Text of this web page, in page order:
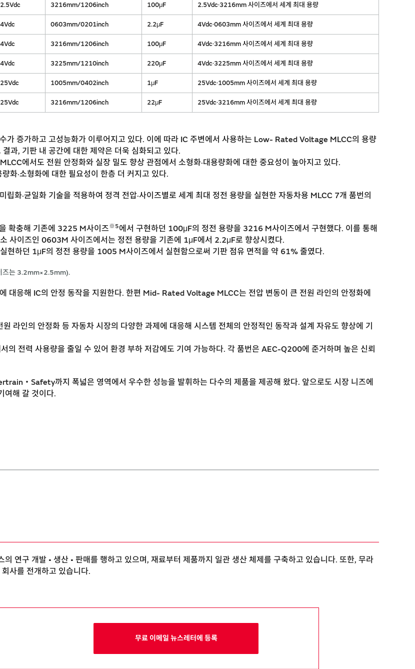
2.5Vdc 3216mm/1206inch 100μF 2.5Vdc·3216mm 사이즈에서 세계 최대 용량
4Vdc 0603mm/0201inch 2.2μF 4Vdc·0603mm 사이즈에서 세계 최대 용량
4Vdc 3216mm/1206inch 100μF 4Vdc·3216mm 사이즈에서 세계 최대 용량
4Vdc 3225mm/1210inch 220μF 4Vdc·3225mm 사이즈에서 세계 최대 용량
25Vdc 1005mm/0402inch 1μF 25Vdc·1005mm 사이즈에서 세계 최대 용량
25Vdc 3216mm/1206inch 22μF 25Vdc·3216mm 사이즈에서 세계 최대 용량
가 증가하고 고성능화가 이루어지고 있다. 이에 따라 IC 주변에서 사용하는 Low- Rated Voltage MLCC의 용량
과, 기판 내 공간에 대한 제약은 더욱 심화되고 있다.
에서도 전원 안정화와 실장 밀도 향상 관점에서 소형화·대용량화에 대한 중요성이 높아지고 있다.
화·소형화에 대한 필요성이 한층 더 커지고 있다.
화·균일화 기술을 적용하여 정격 전압·사이즈별로 세계 최대 정전 용량을 실현한 자동차용 MLCC 7개 품번의
확충해 기존에 3225 M사이즈※5에서 구현하던 100μF의 정전 용량을 3216 M사이즈에서 구현했다. 이를 통해
사이즈인 0603M 사이즈에서는 정전 용량을 기존에 1μF에서 2.2μF로 향상시켰다.
하던 1μF의 정전 용량을 1005 M사이즈에서 실현함으로써 기판 점유 면적을 약 61% 줄였다.
즈는 3.2mm×2.5mm).
응해 IC의 안정 동작을 지원한다. 한편 Mid- Rated Voltage MLCC는 전압 변동이 큰 전원 라인의 안정화에
라인의 안정화 등 자동차 시장의 다양한 과제에 대응해 시스템 전체의 안정적인 동작과 설계 자유도 향상에 기
의 전력 사용량을 줄일 수 있어 환경 부하 저감에도 기여 가능하다. 각 품번은 AEC-Q200에 준거하며 높은 신뢰
・Safety까지 폭넓은 영역에서 우수한 성능을 발휘하는 다수의 제품을 제공해 왔다. 앞으로도 시장 니즈에
여해 갈 것이다.
연구 개발 • 생산 • 판매를 행하고 있으며, 재료부터 제품까지 일관 생산 체제를 구축하고 있습니다. 또한, 무라
사를 전개하고 있습니다.
무료 이메일 뉴스레터에 등록